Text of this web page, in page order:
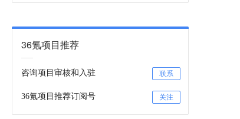
36氪项目推荐
咨询项目审核和入驻 联系
36氪项目推荐订阅号 关注